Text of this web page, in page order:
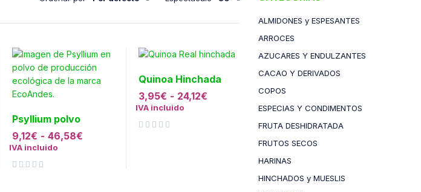
Psyllium polvo
9,12€ - 46,58€
IVA incluido
Quinoa Hinchada
3,95€ - 24,12€
IVA incluido
ALMIDONES y ESPESANTES
ARROCES
AZUCARES Y ENDULZANTES
CACAO Y DERIVADOS
COPOS
ESPECIAS Y CONDIMENTOS
FRUTA DESHIDRATADA
FRUTOS SECOS
HARINAS
HINCHADOS y MUESLIS